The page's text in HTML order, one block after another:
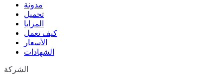
مدونة
تحميل
المزايا
كيف تعمل
الأسعار
الشهادات
الشركة